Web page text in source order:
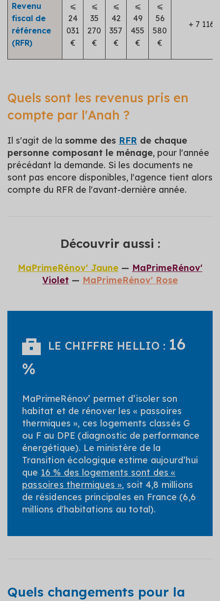
Revenu
fiscal de
référence
(RFR)
⩽
24
031
€
⩽
35
270
€
⩽
42
357
€
⩽
49
455
€
⩽
56
580
€
+ 7 116
Quels sont les revenus pris en
compte par l'Anah ?
Il s'agit de la somme des RFR de chaque
personne composant le ménage, pour l'année
précédant la demande. Si les documents ne
sont pas encore disponibles, l'agence tient alors
compte du RFR de l'avant-dernière année.
Découvrir aussi :
MaPrimeRénov' Jaune — MaPrimeRénov'
Violet — MaPrimeRénov' Rose
LE CHIFFRE HELLIO : 16
%
MaPrimeRénov’ permet d’isoler son
habitat et de rénover les « passoires
thermiques », ces logements classés G
ou F au DPE (diagnostic de performance
énergétique). Le ministère de la
Transition écologique estime aujourd’hui
que 16 % des logements sont des «
passoires thermiques », soit 4,8 millions
de résidences principales en France (6,6
millions d'habitations au total).
Quels changements pour la